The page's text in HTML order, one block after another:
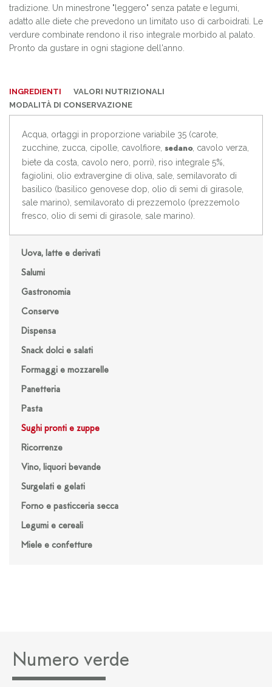
Uova, latte e derivati
Salumi
Gastronomia
Conserve
Dispensa
Snack dolci e salati
Formaggi e mozzarelle
Panetteria
Pasta
Sughi pronti e zuppe
Ricorrenze
Vino, liquori bevande
Surgelati e gelati
Forno e pasticceria secca
Legumi e cereali
Miele e confetture
tradizione. Un minestrone "leggero" senza patate e legumi,
adatto alle diete che prevedono un limitato uso di carboidrati. Le
verdure combinate rendono il riso integrale morbido al palato.
Pronto da gustare in ogni stagione dell'anno.
INGREDIENTI
VALORI NUTRIZIONALI
MODALITÀ DI CONSERVAZIONE
Acqua, ortaggi in proporzione variabile 35 (carote,
zucchine, zucca, cipolle, cavolfiore, sedano, cavolo verza,
biete da costa, cavolo nero, porri), riso integrale 5%,
fagiolini, olio extravergine di oliva, sale, semilavorato di
basilico (basilico genovese dop, olio di semi di girasole,
sale marino), semilavorato di prezzemolo (prezzemolo
fresco, olio di semi di girasole, sale marino).
Numero verde